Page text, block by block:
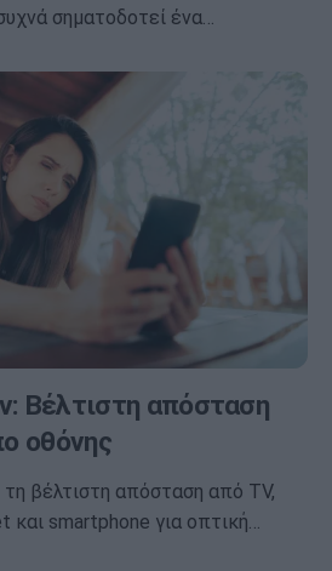
σηματοδοτεί ένα…
Βέλτιστη απόσταση
οθόνης
βέλτιστη απόσταση από TV,
smartphone για οπτική…